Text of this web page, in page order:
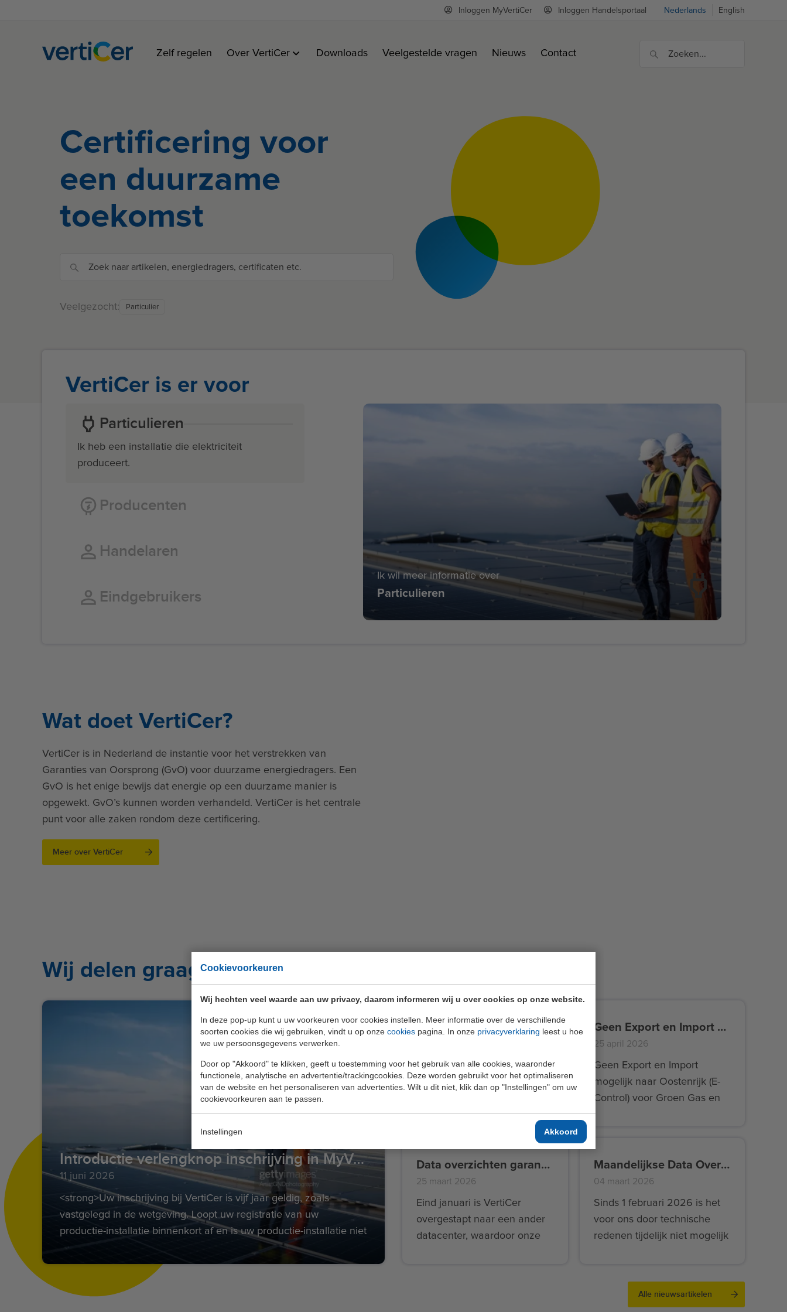
Cookievoorkeuren
Wij hechten veel waarde aan uw privacy, daarom informeren wij u over cookies op onze website.
In deze pop-up kunt u uw voorkeuren voor cookies instellen. Meer informatie over de verschillende
soorten cookies die wij gebruiken, vindt u op onze cookies pagina. In onze privacyverklaring leest u hoe
we uw persoonsgegevens verwerken.
Door op "Akkoord" te klikken, geeft u toestemming voor het gebruik van alle cookies, waaronder
functionele, analytische en advertentie/trackingcookies. Deze worden gebruikt voor het optimaliseren
van de website en het personaliseren van advertenties. Wilt u dit niet, klik dan op "Instellingen" om uw
cookievoorkeuren aan te passen.
Instellingen Akkoord
Inloggen MyVertiCer Inloggen Handelsportaal Nederlands English
Zelf regelen Over VertiCer Downloads Veelgestelde vragen Nieuws Contact
Certificering voor
een duurzame
toekomst
Veelgezocht: Particulier
VertiCer is er voor
Particulieren
Ik heb een installatie die elektriciteit
produceert.
Producenten
Handelaren
Eindgebruikers
Ik wil meer informatie over
Particulieren
Wat doet VertiCer?
VertiCer is in Nederland de instantie voor het verstrekken van
Garanties van Oorsprong (GvO) voor duurzame energiedragers. Een
GvO is het enige bewijs dat energie op een duurzame manier is
opgewekt. GvO’s kunnen worden verhandeld. VertiCer is het centrale
punt voor alle zaken rondom deze certificering.
Meer over VertiCer
Wij delen graag onze kennis
Introductie verlengknop inschrijving in MyVertiCer
11 juni 2026
<strong>Uw inschrijving bij VertiCer is vijf jaar geldig, zoals
vastgelegd in de wetgeving. Loopt uw registratie van uw
productie-installatie binnenkort af en is uw productie-installatie niet
gewijzigd? Dan kunt u binnenkort uw inschrijving eenvoudig
verlengen</strong>
Wijziging functionaliteit cancellation statement
Op 18 februari 2026 heeft
VertiCer een rondvraag
deelnemers over een
met de afgifte van
cancellation statements.
Geen Export en Import mogelijk naar Oostenrijk (E-Control) voor Groen Gas en Waterstof vanaf 28 april 18:00 uur (CEST)
25 april 2026
Geen Export en Import
mogelijk naar Oostenrijk (E-
Control) voor Groen Gas en
Waterstof vanaf 28 april
Data overzichten garanties van oorsprong weer beschikbaar per april 2026
25 maart 2026
Eind januari is VertiCer
overgestapt naar een ander
datacenter, waardoor onze
Maandelijkse Data Overzichten tijdelijk niet beschikbaar
04 maart 2026
Sinds 1 februari 2026 is het
voor ons door technische
redenen tijdelijk niet mogelijk
publiceren. De verwachting is
Alle nieuwsartikelen